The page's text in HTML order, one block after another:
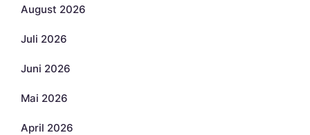
August 2026
Juli 2026
Juni 2026
Mai 2026
April 2026